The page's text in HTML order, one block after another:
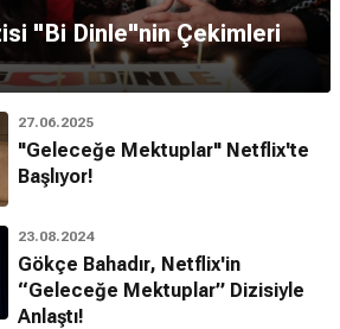
"Bi Dinle"nin Çekimleri
27.06.2025
"Geleceğe Mektuplar" Netflix'te
Başlıyor!
23.08.2024
Gökçe Bahadır, Netflix'in
“Geleceğe Mektuplar” Dizisiyle
Anlaştı!